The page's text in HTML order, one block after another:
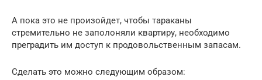
А пока это не произойдет, чтобы тараканы
стремительно не заполоняли квартиру, необходимо
преградить им доступ к продовольственным запасам.
Сделать это можно следующим образом: